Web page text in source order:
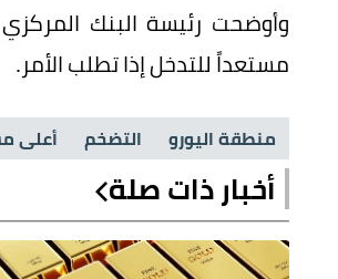
وأوضحت رئيسة البنك
مستعداً للتدخل إذا تطلب الأمر.
منطقة اليورو التضخم أعلى
أخبار ذات صلة